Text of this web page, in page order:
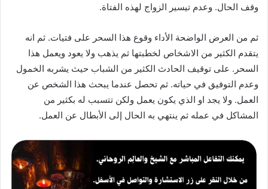
وقف الحال. وعدم تيسير الزواج لهذه الفتاة.
ثم من العرض الواضحة الأداء وقوع هذا السحر على فتيات. ثم انه
يتقدم الكثير من الاشخاص لخطبتها ثم يذهب ولا يعود ويعمل هذا
السحر. على توقيف الحادث الكثير من الشباب حيث يشربه الخمول
وعدم التوفيق في حياته. ثم تحصل عندما يبحث هذا الشخص عن
العمل. ولا يجد او الذي يكون يعمل ولكن تتسبب له بكثير من
المشاكل في عمله ثم ينتهي به الحال إلى الأبطال عن العمل.